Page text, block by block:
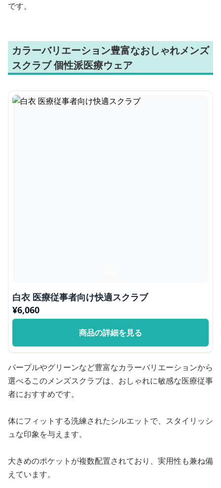
です。
カラーバリエーション豊富なおしゃれメンズ
スクラブ 個性派医療ウェア
白衣 医療従事者向け快適スクラブ
¥6,060
商品の詳細を見る
パープルやグリーンなど豊富なカラーバリエーションから
選べるこのメンズスクラブは、おしゃれに敏感な医療従事
者におすすめです。
体にフィットする洗練されたシルエットで、スタイリッシ
ュな印象を与えます。
大きめのポケットが複数配置されており、実用性も兼ね備
えています。